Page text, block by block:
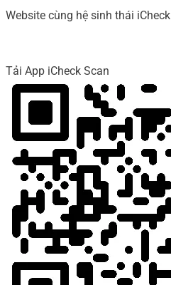
Website cùng hệ sinh thái iCheck
Tải App iCheck Scan